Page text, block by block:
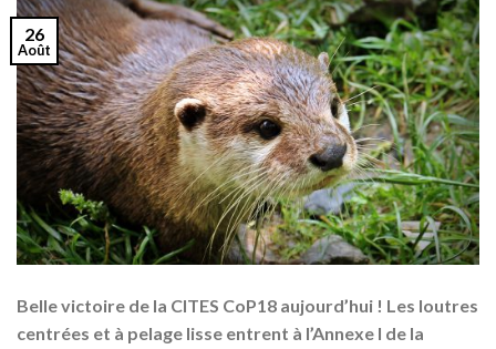
26
Août
Belle victoire de la CITES CoP18 aujourd’hui ! Les loutres
centrées et à pelage lisse entrent à l’Annexe I de la